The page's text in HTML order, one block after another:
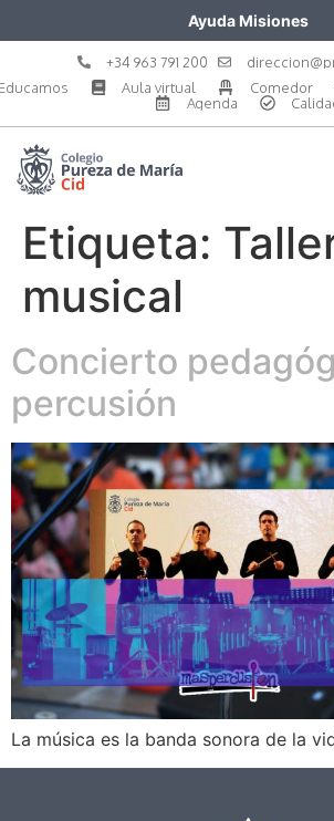
Ayuda Misiones
+34 963 791 200
Aula virtual Comedor
Agenda
Etiqueta:
musical
Concierto
percusión
La música es la banda sonora de la